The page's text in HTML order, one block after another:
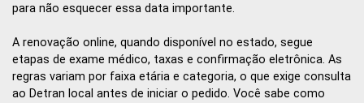
para não esquecer essa data importante.
A renovação online, quando disponível no estado, segue
etapas de exame médico, taxas e confirmação eletrônica. As
regras variam por faixa etária e categoria, o que exige consulta
ao Detran local antes de iniciar o pedido. Você sabe como